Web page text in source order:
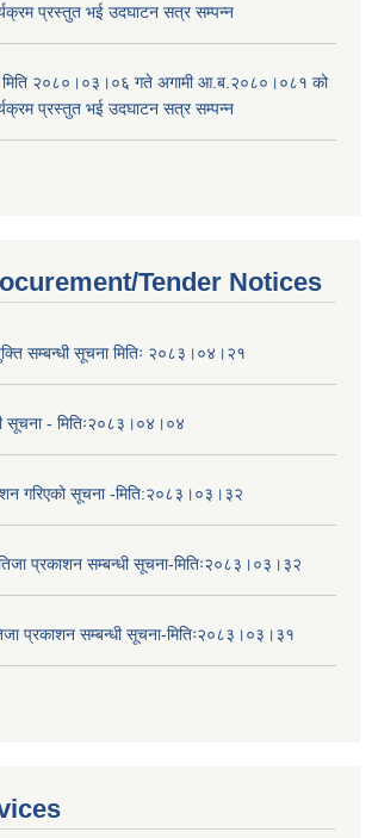
प्रस्तुत भई उदघाटन सत्र सम्पन्न
मिति २०८०।०३।०६ गते अगामी आ.ब.२०८०।०८१ को
प्रस्तुत भई उदघाटन सत्र सम्पन्न
Tender Notices
सम्बन्धी सूचना मितिः २०८३।०४।२१
सूचना - मितिः२०८३।०४।०४
गरिएको सूचना -मिति:२०८३।०३।३२
प्रकाशन सम्बन्धी सूचना-मितिः२०८३।०३।३२
प्रकाशन सम्बन्धी सूचना-मितिः२०८३।०३।३१